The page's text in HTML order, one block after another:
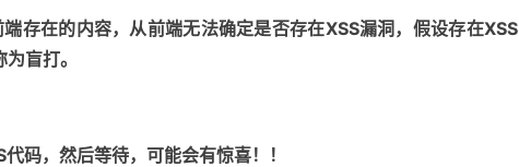
存在的内容，从前端无法确定是否存在XSS漏洞，假设存在XSS
盲打。
码，然后等待，可能会有惊喜！！